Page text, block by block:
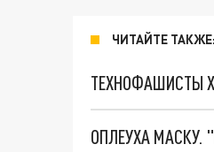
ЧИТАЙТЕ ТАКЖЕ:
ТЕХНОФАШИСТЫ
ОПЛЕУХА МАСКУ.